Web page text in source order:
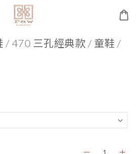
/ 470 三孔經典款 / 童鞋 /